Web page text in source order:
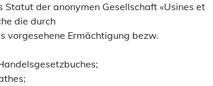
der anonymen Gesellschaft «Usines et
die durch
vorgesehene Ermächtigung bezw.